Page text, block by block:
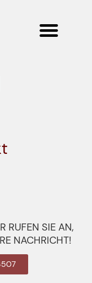
RUFEN SIE AN,
NACHRICHT!